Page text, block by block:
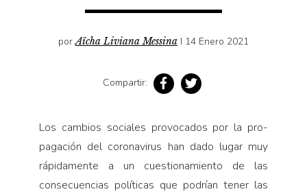
Turismo accidental
porAïcha Liviana Messina I 14 Enero 2021
Compartir:
Los cambios sociales provocados por la pro­
pagación del coronavirus han dado lugar muy
rápidamente a un cuestionamiento de las
consecuencias políticas que podrían tener las